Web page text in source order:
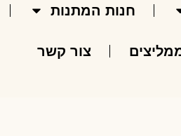
חנות המתנות
צור קשר